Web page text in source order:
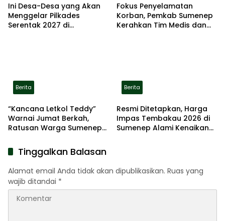
Ini Desa-Desa yang Akan
Menggelar Pilkades
Serentak 2027 di
Fokus Penyelamatan
Korban, Pemkab Sumenep
Kerahkan Tim Medis dan
Berita
“Kancana Letkol Teddy”
Warnai Jumat Berkah,
Ratusan Warga Sumenep
Berita
Resmi Ditetapkan, Harga
Impas Tembakau 2026 di
Sumenep Alami Kenaikan
Tinggalkan Balasan
Alamat email Anda tidak akan dipublikasikan. Ruas yang
wajib ditandai *